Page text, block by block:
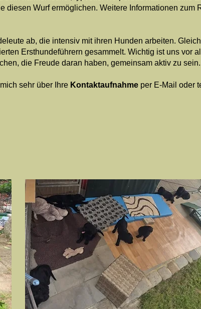
diesen Wurf ermöglichen. Weitere Informationen zum
ab, die intensiv mit ihren Hunden arbeiten.
Ersthundeführern gesammelt. Wichtig ist uns vor
die Freude daran haben, gemeinsam aktiv zu sein.
sehr über Ihre Kontaktaufnahme per E-Mail oder